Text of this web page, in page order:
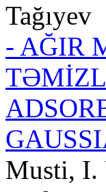
Tağıyev
- AĞIR
Musti, I.